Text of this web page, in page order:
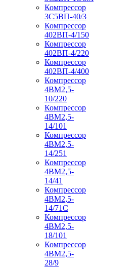
Компрессор
3С5ВП-40/3
Компрессор
402ВП-4/150
Компрессор
402ВП-4/220
Компрессор
402ВП-4/400
Компрессор
4ВМ2,5-
10/220
Компрессор
4ВМ2,5-
14/101
Компрессор
4ВМ2,5-
14/251
Компрессор
4ВМ2,5-
14/41
Компрессор
4ВМ2,5-
14/71C
Компрессор
4ВМ2,5-
18/101
Компрессор
4ВМ2,5-
28/9